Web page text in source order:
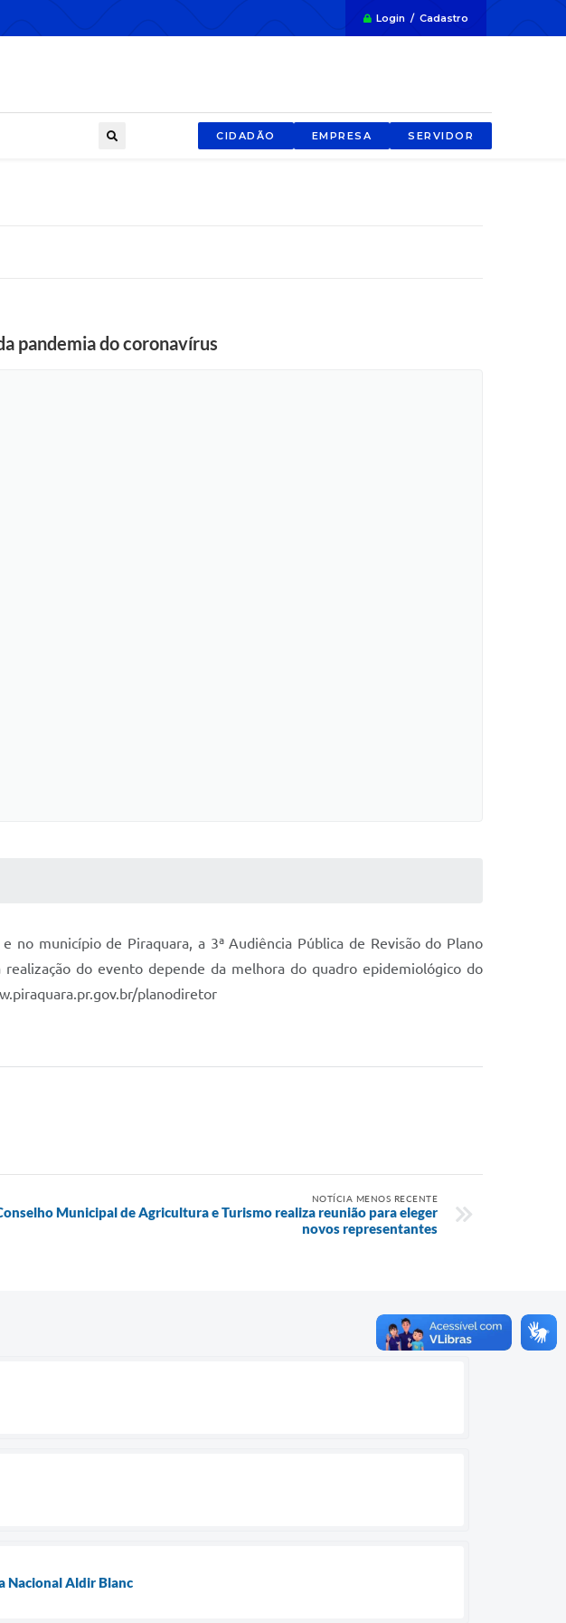
Login / Cadastro
CIDADÃO EMPRESA SERVIDOR
pandemia do coronavírus
no município de Piraquara, a 3ª Audiência Pública de Revisão do Plano
do evento depende da melhora do quadro epidemiológico do
planodiretor
NOTÍCIA MENOS RECENTE
Municipal de Agricultura e Turismo realiza reunião para eleger
novos representantes
Nacional Aldir Blanc